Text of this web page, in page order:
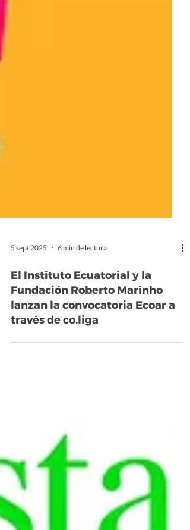
El Instituto Ecuatorial y la
Fundación Roberto Marinho
lanzan la convocatoria Ecoar a
través de co.liga